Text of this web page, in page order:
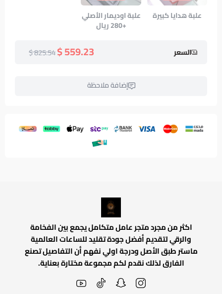
علبة هدايا كبيرة علبة اوديمار الأصلي
+280 ريال
السعر 559.23 $
825.54 $
إضافة ملاحظة
اكثر من مجرد متجر عامل متكامل يجمع بين الفخامة
والرقي لتقديم أفضل جودة تقليد للساعات العالمية
ماستر طبق الأصل ودرجة اولي نفهم أن التفاصيل تصنع
الفارق لذلك نقدم لكم مجموعة مختارة بعناية.